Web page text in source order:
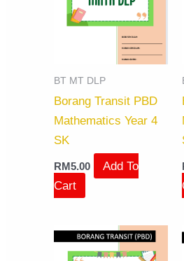
BT MT DLP
Borang Transit PBD
Mathematics Year 4
SK
RM5.00
Add To
Cart